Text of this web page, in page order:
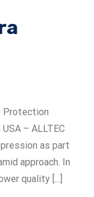
Protection
– ALLTEC
as part
approach. In
quality [...]